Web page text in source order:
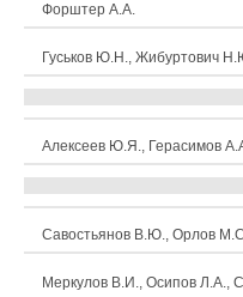
Форштер А.А.
Гуськов Ю.Н., Жибуртович
Алексеев Ю.Я., Герасимов
Савостьянов В.Ю., Орлов
Меркулов В.И., Осипов Л.А.,